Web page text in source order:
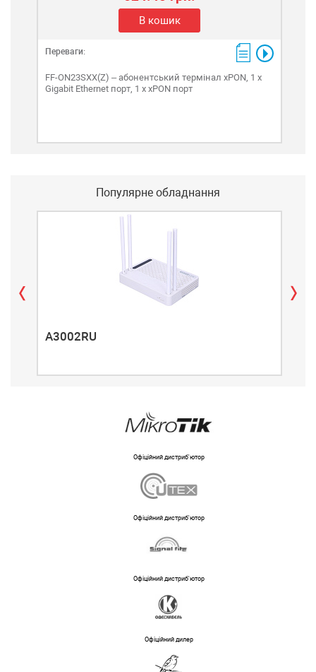
В кошик
Переваги:
FF-ON23SXX(Z) – абонентський термінал xPON, 1 x
Gigabit Ethernet порт, 1 x xPON порт
Популярне обладнання
A3002RU
Офіційний дистриб'ютор
Офіційний дистриб'ютор
Офіційний дистриб'ютор
Офіційний дилер